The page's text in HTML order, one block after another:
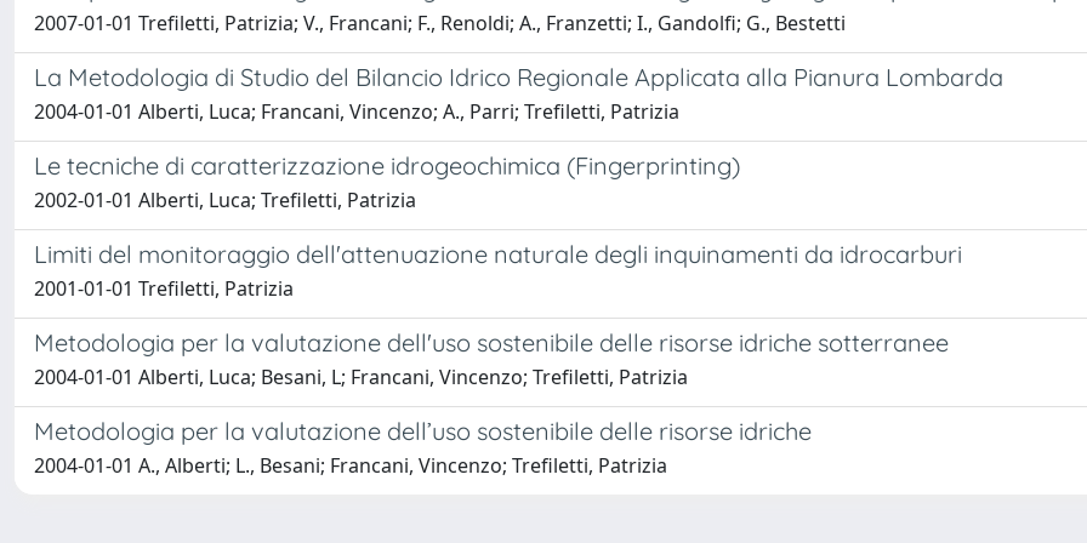
2007-01-01 Trefiletti, Patrizia; V., Francani; F., Renoldi; A., Franzetti; I., Gandolfi; G., Bestetti
La Metodologia di Studio del Bilancio Idrico Regionale Applicata alla Pianura Lombarda
2004-01-01 Alberti, Luca; Francani, Vincenzo; A., Parri; Trefiletti, Patrizia
Le tecniche di caratterizzazione idrogeochimica (Fingerprinting)
2002-01-01 Alberti, Luca; Trefiletti, Patrizia
Limiti del monitoraggio dell'attenuazione naturale degli inquinamenti da idrocarburi
2001-01-01 Trefiletti, Patrizia
Metodologia per la valutazione dell'uso sostenibile delle risorse idriche sotterranee
2004-01-01 Alberti, Luca; Besani, L; Francani, Vincenzo; Trefiletti, Patrizia
Metodologia per la valutazione dell’uso sostenibile delle risorse idriche
2004-01-01 A., Alberti; L., Besani; Francani, Vincenzo; Trefiletti, Patrizia